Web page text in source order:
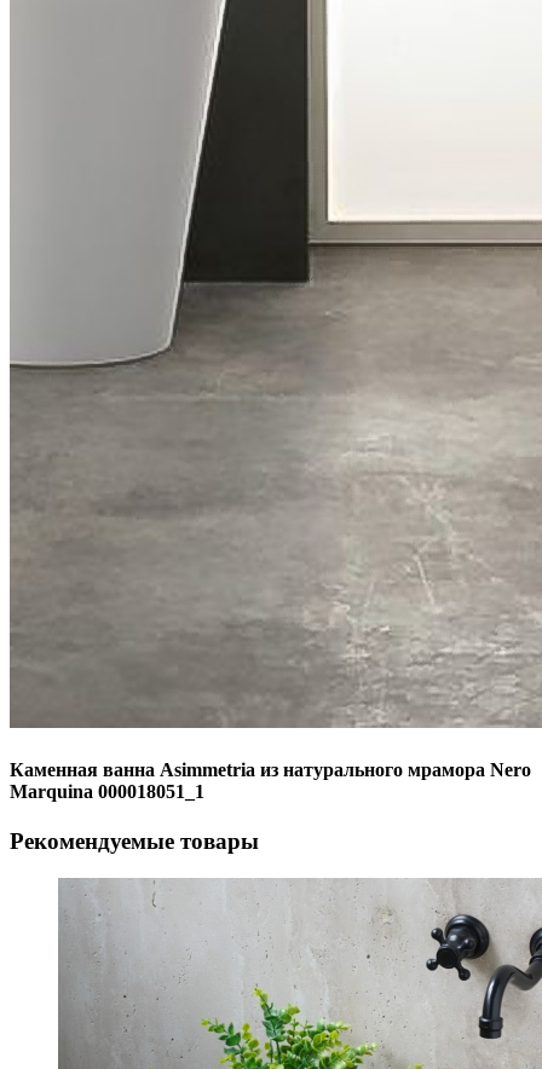
Каменная ванна Asimmetria из натурального мрамора Nero
Marquina 000018051_1
Рекомендуемые товары